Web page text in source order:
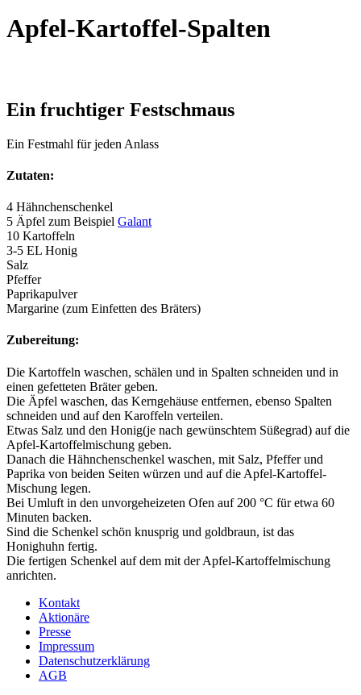
Apfel-Kartoffel-Spalten
Ein fruchtiger Festschmaus
Ein Festmahl für jeden Anlass
Zutaten:
4 Hähnchenschenkel
5 Äpfel zum Beispiel Galant
10 Kartoffeln
3-5 EL Honig
Salz
Pfeffer
Paprikapulver
Margarine (zum Einfetten des Bräters)
Zubereitung:
Die Kartoffeln waschen, schälen und in Spalten schneiden und in
einen gefetteten Bräter geben.
Die Äpfel waschen, das Kerngehäuse entfernen, ebenso Spalten
schneiden und auf den Karoffeln verteilen.
Etwas Salz und den Honig(je nach gewünschtem Süßegrad) auf die
Apfel-Kartoffelmischung geben.
Danach die Hähnchenschenkel waschen, mit Salz, Pfeffer und
Paprika von beiden Seiten würzen und auf die Apfel-Kartoffel-
Mischung legen.
Bei Umluft in den unvorgeheizeten Ofen auf 200 °C für etwa 60
Minuten backen.
Sind die Schenkel schön knusprig und goldbraun, ist das
Honighuhn fertig.
Die fertigen Schenkel auf dem mit der Apfel-Kartoffelmischung
anrichten.
Kontakt
Aktionäre
Presse
Impressum
Datenschutzerklärung
AGB